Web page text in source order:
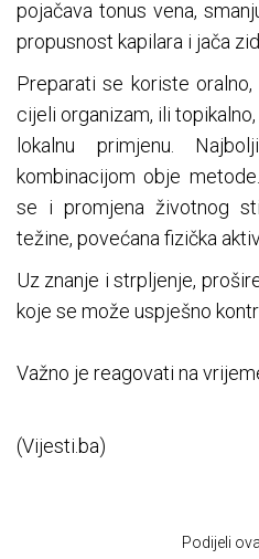
pojačava tonus vena,
propusnost kapilara i jača
Preparati se koriste
cijeli organizam, ili
lokalnu primjenu.
kombinacijom obje
se i promjena životnog
težine, povećana fizička
Uz znanje i strpljenje,
koje se može uspješno
Važno je reagovati na
(Vijesti.ba)
Podijeli